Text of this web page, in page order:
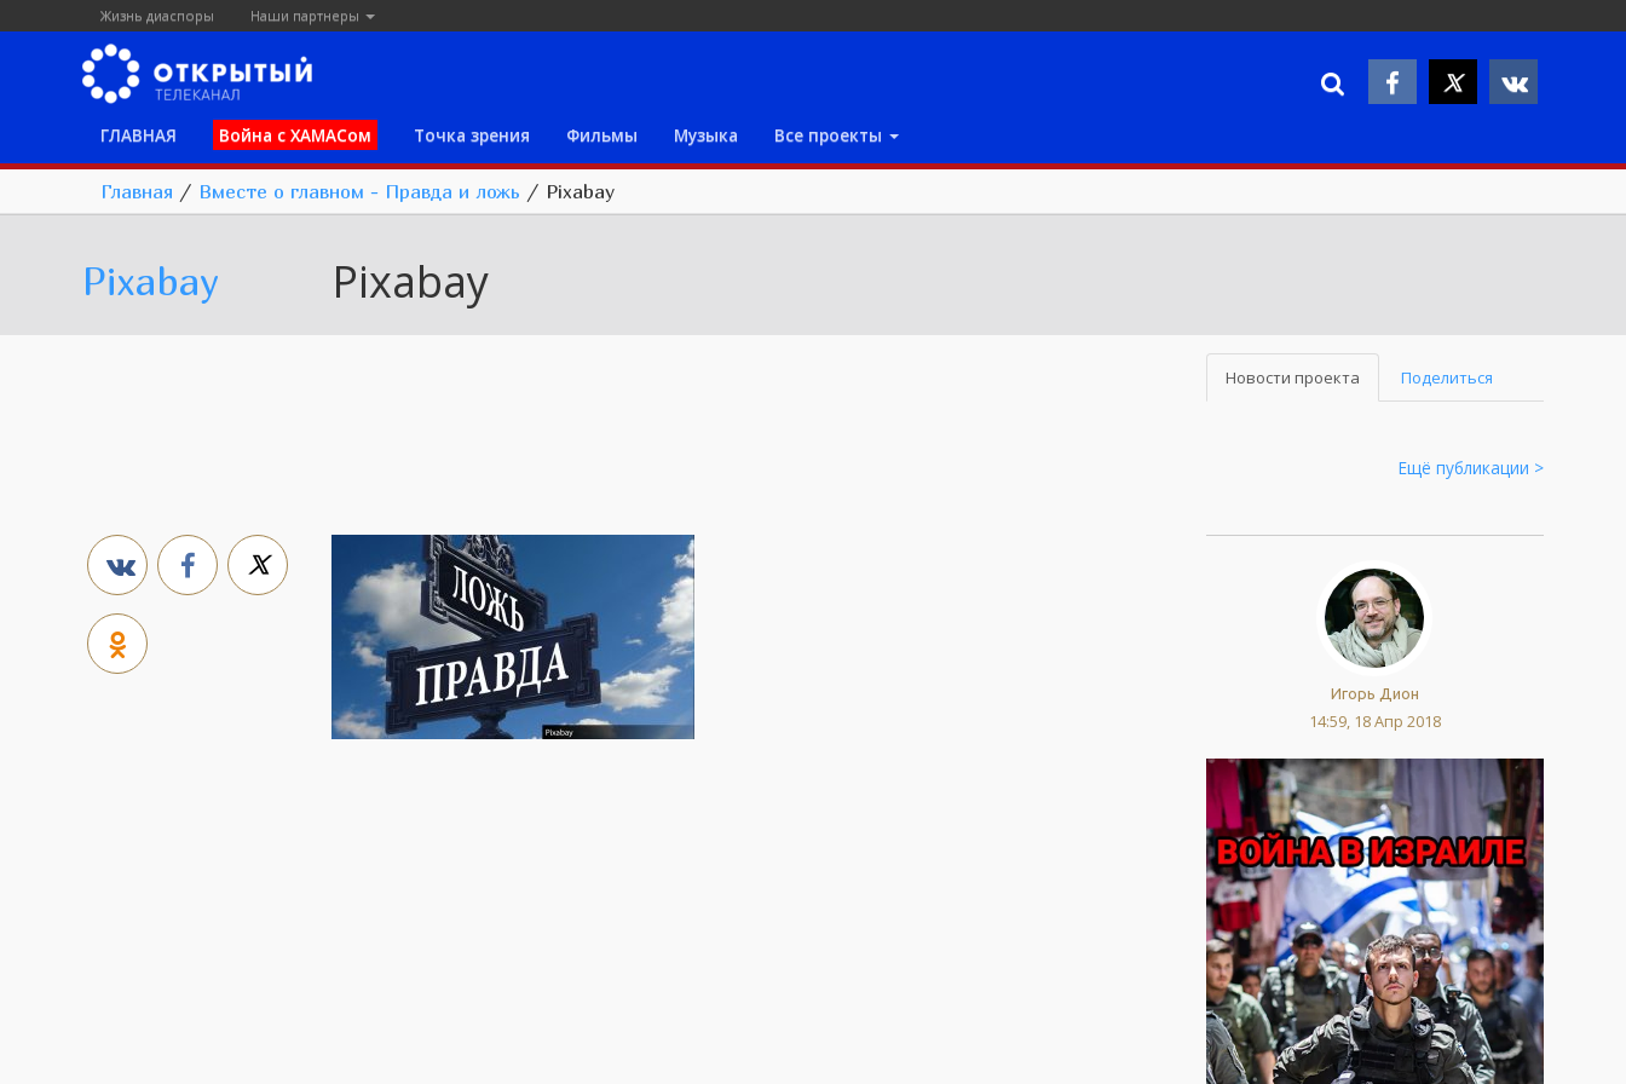
Жизнь диаспоры Наши партнеры
ГЛАВНАЯ Война с ХАМАСом Точка зрения Фильмы Музыка Все проекты
Главная / Вместе о главном - Правда и ложь / Pixabay
Pixabay Pixabay
Новости проекта Поделиться
Ещё публикации >
Игорь Дион
14:59, 18 Апр 2018